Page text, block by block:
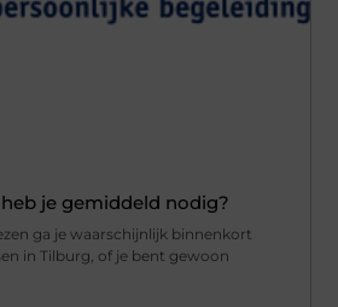
je gemiddeld nodig?
ga je waarschijnlijk binnenkort
in Tilburg, of je bent gewoon